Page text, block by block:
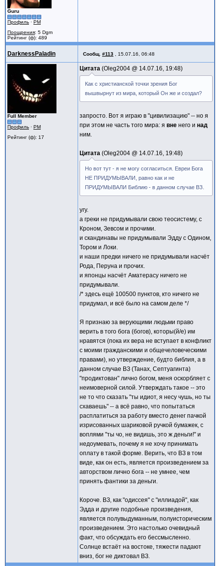
Guru
Профиль · PM
Поощрения: 5 Dgm
Рейтинг (ф): 489
DarknessPaladin Сообщ. #113 15.07.16, 06:48
Full Member
Профиль · PM
Рейтинг (ф): 17
Цитата Oleg2004 @ 14.07.16, 19:48
Как с христианской точки зрения Бог
вышвырнут из мира, который Он же и создал?
запросто. Вот я играю в "цивилизацию" -- но я
при этом не часть того мира: я вне него и над
ним.
Цитата Oleg2004 @ 14.07.16, 19:48
Но вот тут - я не могу согласиться. Евреи Бога
НЕ ПРИДУМЫВАЛИ, равно как и не
ПРИДУМЫВАЛИ Библию - в данном случае ВЗ.
угу.
а греки не придумывали свою теосистему, с
Кроном, Зевсом и прочими.
и скандинавы не придумывали Эдду с Одином,
Тором и Локи.
и наши предки ничего не придумывали насчёт
Рода, Перуна и прочих.
и японцы насчёт Аматерасу ничего не
придумывали.
/* здесь ещё 100500 пунктов, кто ничего не
придумал, и всё было на самом деле */
Я признаю за верующими людьми право
верить в того бога (богов), которы(й/е) им
нравятся (пока их вера не вступает в конфликт
с моими гражданскими и общечеловеческими
правами), но утверждение, будто библия, а в
данном случае ВЗ (Танах, Септуагинта)
"продиктован" лично богом, меня оскорбляет с
неимоверной силой. Утверждать такое -- это
не то что сказать "ты идиот, я несу чушь, но ты
схаваешь" -- а всё равно, что попытаться
расплатиться за работу вместо денег пачкой
изрисованных шариковой ручкой бумажек, с
воплями "ты чо, не видишь, это ж деньги!" и
недоумевать, почему я не хочу принимать
оплату в такой форме. Верить, что ВЗ в том
виде, как он есть, является произведением за
авторством лично бога -- не умнее, чем
принять фантики за деньги.
Короче. ВЗ, как "одиссея" с "иллиадой", как
Эдда и другие подобные произведения,
является полувыдуманным, полуисторическим
произведением. Это настолько очевидный
факт, что обсуждать его бессмысленно.
Солнце встаёт на востоке, тяжести падают
вниз, бог не диктовал ВЗ.